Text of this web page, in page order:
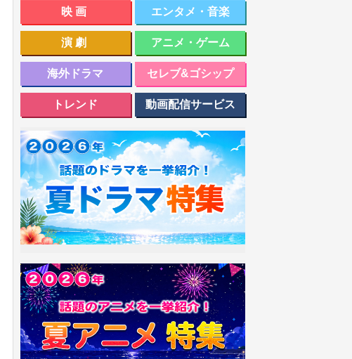
映画 エンタメ・音楽
演劇 アニメ・ゲーム
海外ドラマ セレブ&ゴシップ
トレンド 動画配信サービス